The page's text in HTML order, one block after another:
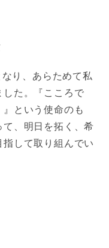
り、あらためて私
た。『こころで
』という使命のも
、明日を拓く、希
して取り組んでい